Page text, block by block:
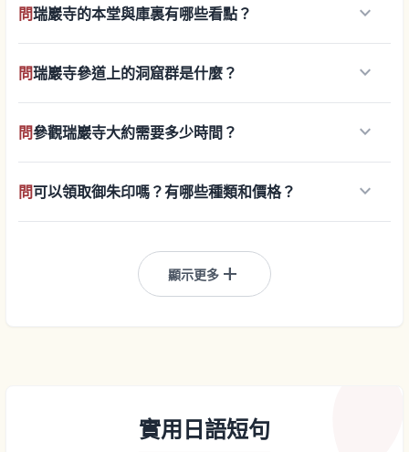
問瑞巖寺的本堂與庫裏有哪些看點？ keyboard_arrow_down
問瑞巖寺參道上的洞窟群是什麼？ keyboard_arrow_down
問參觀瑞巖寺大約需要多少時間？ keyboard_arrow_down
問可以領取御朱印嗎？有哪些種類和價格？ keyboard_arrow_down
顯示更多 add
實用日語短句